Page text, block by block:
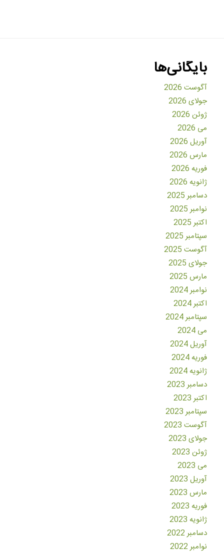
بایگانی‌ها
آگوست 2026
جولای 2026
ژوئن 2026
می 2026
آوریل 2026
مارس 2026
فوریه 2026
ژانویه 2026
دسامبر 2025
نوامبر 2025
اکتبر 2025
سپتامبر 2025
آگوست 2025
جولای 2025
مارس 2025
نوامبر 2024
اکتبر 2024
سپتامبر 2024
می 2024
آوریل 2024
فوریه 2024
ژانویه 2024
دسامبر 2023
اکتبر 2023
سپتامبر 2023
آگوست 2023
جولای 2023
ژوئن 2023
می 2023
آوریل 2023
مارس 2023
فوریه 2023
ژانویه 2023
دسامبر 2022
نوامبر 2022